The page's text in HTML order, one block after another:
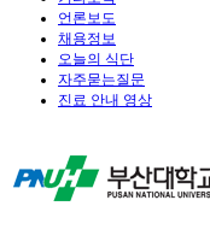
언론보도
채용정보
오늘의 식단
자주묻는질문
진료 안내 영상